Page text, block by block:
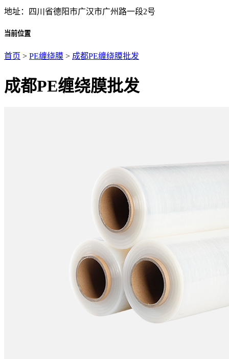
地址：四川省德阳市广汉市广州路一段2号
当前位置
首页 > PE缠绕膜 > 成都PE缠绕膜批发
成都PE缠绕膜批发